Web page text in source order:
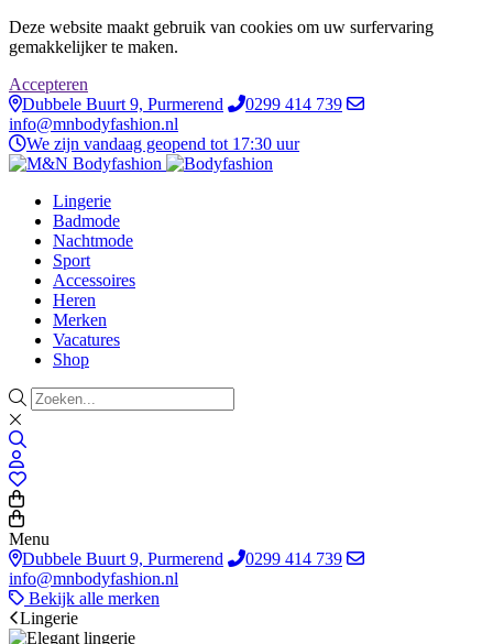
Deze website maakt gebruik van cookies om uw surfervaring
gemakkelijker te maken.
Accepteren
Dubbele Buurt 9, Purmerend
0299 414 739
info@mnbodyfashion.nl
We zijn vandaag geopend tot 17:30 uur
Lingerie
Badmode
Nachtmode
Sport
Accessoires
Heren
Merken
Vacatures
Shop
Menu
Dubbele Buurt 9, Purmerend
0299 414 739
info@mnbodyfashion.nl
Bekijk alle merken
Lingerie